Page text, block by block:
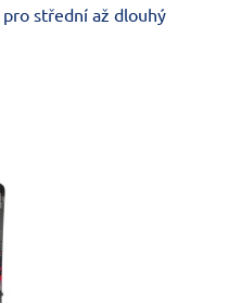
střední až dlouhý